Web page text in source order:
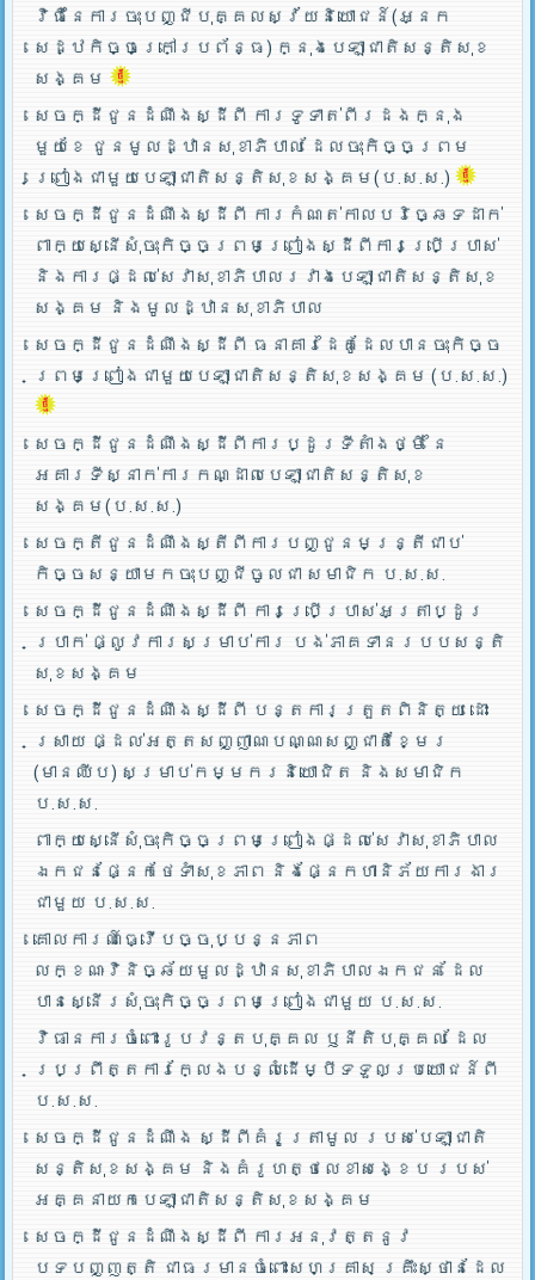
វិធីនៃការចុះបញ្ជីបុគ្គលស្វ័យនិយោជន៍(អ្នក
សេដ្ឋកិច្ចក្រៅប្រព័ន្ធ) ក្នុងបេឡាជាតិសន្តិសុខ
សង្គម
សេចក្ដីជូនដំណឹងស្ដីពី ការទូទាត់ពីរដងក្នុង
មួយខែ ជូនមូលដ្ឋានសុខាភិបាល ដែលចុះកិច្ចព្រម
ព្រៀងជាមួយបេឡាជាតិសន្តិសុខសង្គម(ប.ស.ស.)
សេចក្ដីជូនដំណឹងស្ដីពី ការកំណត់កាលបរិច្ឆេទដាក់
ពាក្យស្នើសុំចុះកិច្ចព្រមព្រៀងស្ដីពីការប្រើប្រាស់
និងការផ្ដល់សេវាសុខាភិបាលរវាងបេឡាជាតិសន្តិសុខ
សង្គម និងមូលដ្ឋានសុខាភិបាល
សេចក្ដីជូនដំណឹងស្ដីពី ធនាគារដៃគូដែលបានចុះកិច្ច
ព្រមព្រៀងជាមួយបេឡាជាតិសន្តិសុខសង្គម (ប.ស.ស.)
សេចក្ដីជូនដំណឹងស្ដីពីការប្ដូរទីតាំងថ្មី នៃ
អគារទីស្នាក់ការកណ្ដាលបេឡាជាតិសន្តិសុខ
សង្គម(ប.ស.ស.)
សេចក្តីជូនដំណឹងស្តីពីការបញ្ជូនមន្រ្តីជាប់
កិច្ចសន្យាមកចុះបញ្ជីចូលជា សមាជិក ប.ស.ស.
សេចក្ដីជូនដំណឹងស្ដីពី ការប្រើប្រាស់អត្រាប្ដូរ
ប្រាក់ ផ្លូវការសម្រាប់ការ បង់ភាគទានរបបសន្តិ
សុខសង្គម
សេចក្ដីជូនដំណឹងស្ដីពី បន្តការត្រួតពិនិត្យ ដោះ
ស្រាយ ផ្ដល់អត្តសញ្ញាណបណ្ណសញ្ជាតិខ្មែរ
(មានឈីប) សម្រាប់កម្មករនិយោជិត និងសមាជិក
ប.ស.ស.
ពាក្យស្នើសុំចុះកិច្ចព្រមព្រៀងផ្ដល់សេវាសុខាភិបាល
ឯកជនផ្នែកថែទាំសុខភាព និងផ្នែកហានិភ័យការងារ
ជាមួយ ប.ស.ស.
គោលការណ៍ធ្វើបច្ចុប្បន្នភាព
លក្ខណៈវិនិច្ឆ័យមួលដ្ឋានសុខាភិបាលឯកជន ដែល
បានស្នើរសុំចុះកិច្ចព្រមព្រៀងជាមួយ ប.ស.ស.
វិធានការចំពោះរូបវន្តបុគ្គល ឫនីតិបុគ្គល ដែល
ប្រព្រឹត្តការក្លែងបន្លំដើម្បីទទួលប្រយោជន៍ពី
ប.ស.ស.
សេចក្ដីជូនដំណឹង ស្ដីពីគំរូត្រាមូល របស់បេឡាជាតិ
សន្តិសុខសង្គម និងគំរូហត្ថលេខាសង្ខេប របស់
អគ្គនាយកបេឡាជាតិសន្តិសុខសង្គម
សេចក្ដីជូនដំណឹងស្ដីពី ការអនុវត្តនូវ
បទបញ្ញត្តិ ជាធរមានចំពោះសហគ្រាស គ្រឹះស្ថានដែល